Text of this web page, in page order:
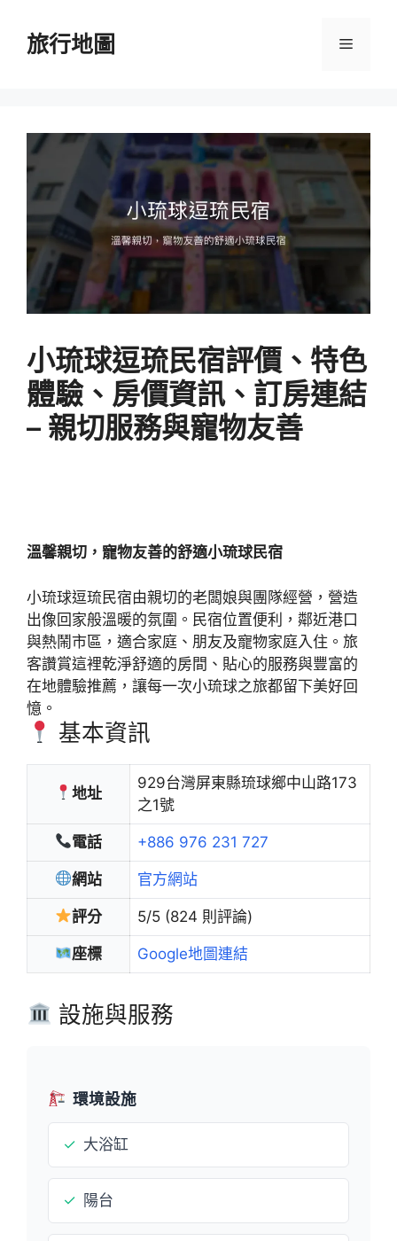
旅行地圖 選
小琉球逗琉民宿評價、特色
體驗、房價資訊、訂房連結
– 親切服務與寵物友善
溫馨親切，寵物友善的舒適小琉球民宿
小琉球逗琉民宿由親切的老闆娘與團隊經營，營造
出像回家般溫暖的氛圍。民宿位置便利，鄰近港口
與熱鬧市區，適合家庭、朋友及寵物家庭入住。旅
客讚賞這裡乾淨舒適的房間、貼心的服務與豐富的
在地體驗推薦，讓每一次小琉球之旅都留下美好回
憶。
基本資訊
地址
929台灣屏東縣琉球鄉中山路173
之1號
電話 +886 976 231 727
網站 官方網站
評分 5/5 (824 則評論)
座標 Google地圖連結
設施與服務
環境設施
✓ 大浴缸
✓ 陽台